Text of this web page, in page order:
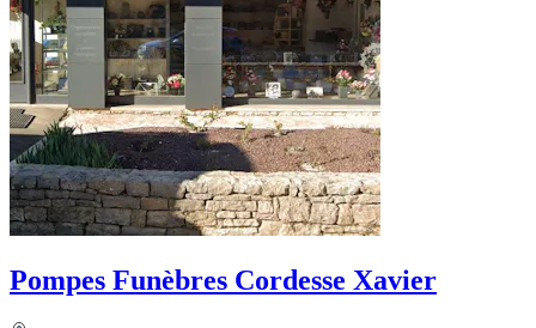
Pompes Funèbres Cordesse Xavier